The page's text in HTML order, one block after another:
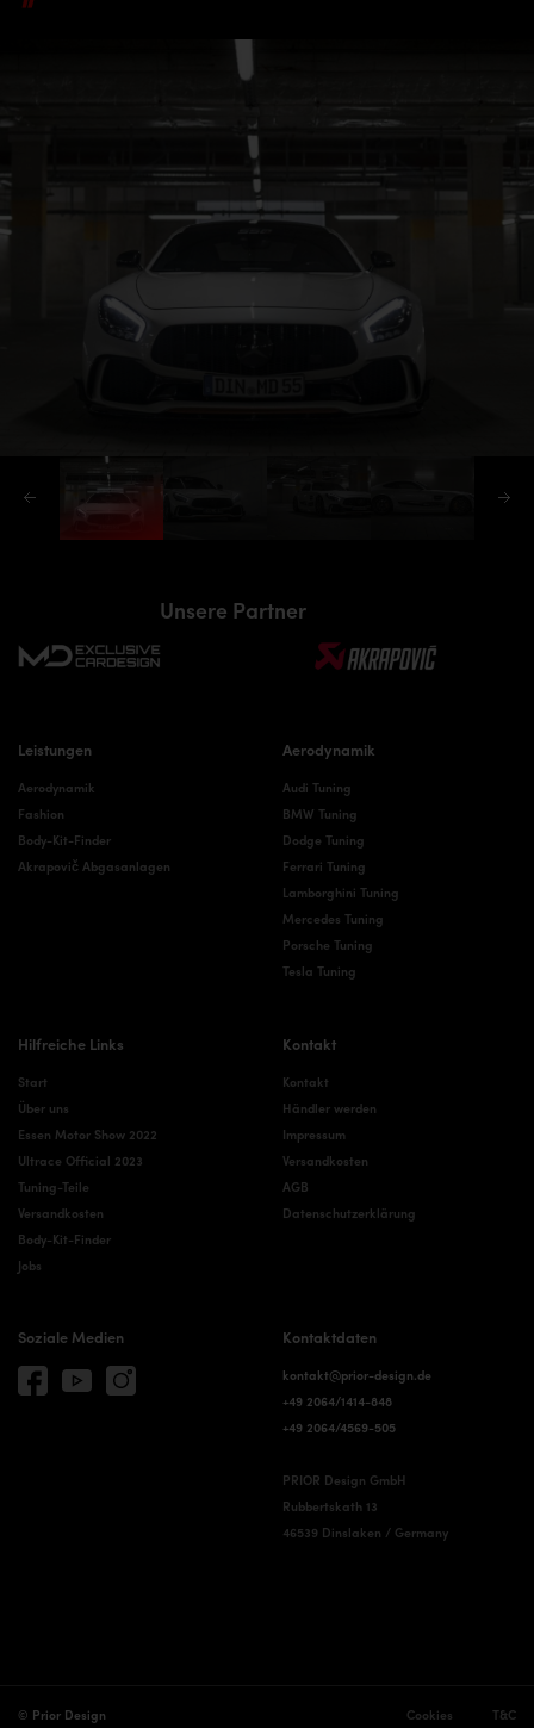
Unsere Partner
Leistungen
Aerodynamik
Fashion
Body-Kit-Finder
Akrapovič Abgasanlagen
Aerodynamik
Audi Tuning
BMW Tuning
Dodge Tuning
Ferrari Tuning
Lamborghini Tuning
Mercedes Tuning
Porsche Tuning
Tesla Tuning
Hilfreiche Links
Start
Über uns
Essen Motor Show 2022
Ultrace Official 2023
Tuning-Teile
Versandkosten
Body-Kit-Finder
Jobs
Kontakt
Kontakt
Händler werden
Impressum
Versandkosten
AGB
Datenschutzerklärung
Soziale Medien Kontaktdaten
kontakt@prior-design.de
+49 2064/1414-848
+49 2064/4569-505
PRIOR Design GmbH
Rubbertskath 13
46539 Dinslaken / Germany
© Prior Design Cookies T&C